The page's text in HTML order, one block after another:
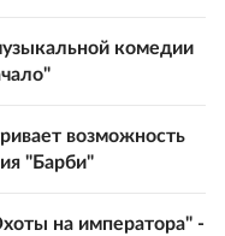
комедии
возможность
"Барби"
на императора" -